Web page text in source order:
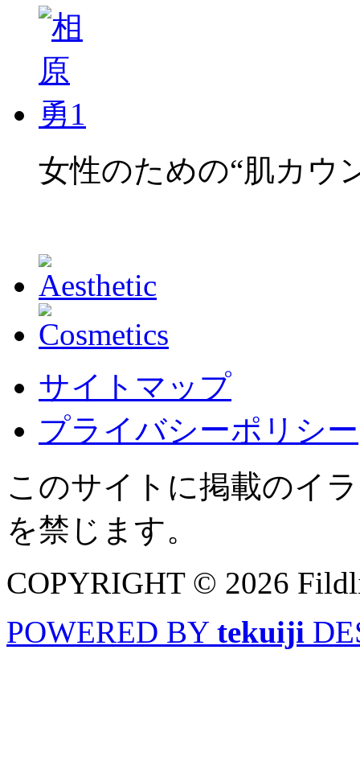
女性のための“肌カウ
サイトマップ
プライバシーポリシー
このサイトに掲載のイ
を禁じます。
COPYRIGHT © 2026
POWERED BY tekuiji